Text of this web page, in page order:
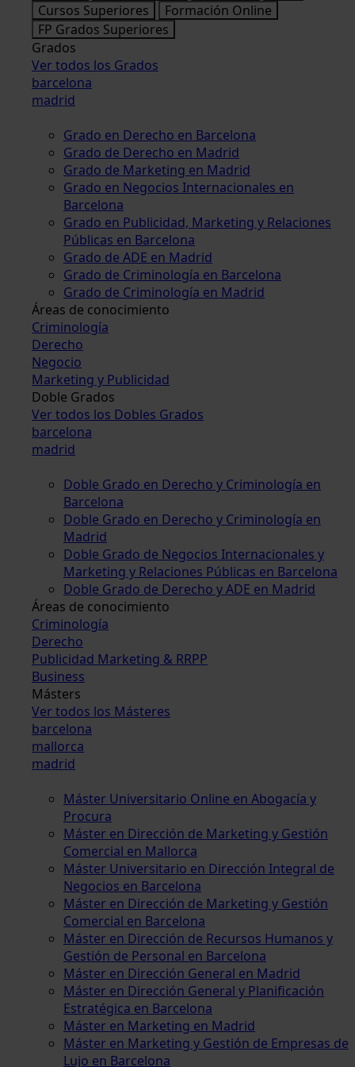
Cursos Superiores
Formación Online
FP Grados Superiores
Grados
Ver todos los Grados
barcelona
madrid
Grado en Derecho en Barcelona
Grado de Derecho en Madrid
Grado de Marketing en Madrid
Grado en Negocios Internacionales en
Barcelona
Grado en Publicidad, Marketing y Relaciones
Públicas en Barcelona
Grado de ADE en Madrid
Grado de Criminología en Barcelona
Grado de Criminología en Madrid
Áreas de conocimiento
Criminología
Derecho
Negocio
Marketing y Publicidad
Doble Grados
Ver todos los Dobles Grados
barcelona
madrid
Doble Grado en Derecho y Criminología en
Barcelona
Doble Grado en Derecho y Criminología en
Madrid
Doble Grado de Negocios Internacionales y
Marketing y Relaciones Públicas en Barcelona
Doble Grado de Derecho y ADE en Madrid
Áreas de conocimiento
Criminología
Derecho
Publicidad Marketing & RRPP
Business
Másters
Ver todos los Másteres
barcelona
mallorca
madrid
Máster Universitario Online en Abogacía y
Procura
Máster en Dirección de Marketing y Gestión
Comercial en Mallorca
Máster Universitario en Dirección Integral de
Negocios en Barcelona
Máster en Dirección de Marketing y Gestión
Comercial en Barcelona
Máster en Dirección de Recursos Humanos y
Gestión de Personal en Barcelona
Máster en Dirección General en Madrid
Máster en Dirección General y Planificación
Estratégica en Barcelona
Máster en Marketing en Madrid
Máster en Marketing y Gestión de Empresas de
Lujo en Barcelona